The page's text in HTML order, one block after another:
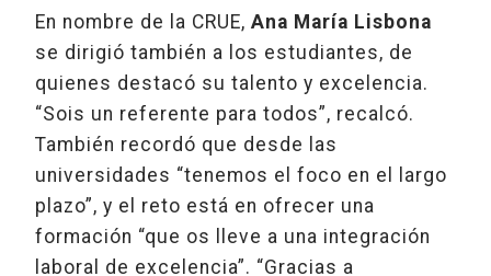
En nombre de la CRUE, Ana María Lisbona
se dirigió también a los estudiantes, de
quienes destacó su talento y excelencia.
“Sois un referente para todos”, recalcó.
También recordó que desde las
universidades “tenemos el foco en el largo
plazo”, y el reto está en ofrecer una
formación “que os lleve a una integración
laboral de excelencia”. “Gracias a